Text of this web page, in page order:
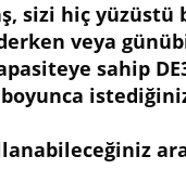
sizi hiç yüzüstü
veya
sahip
boyunca